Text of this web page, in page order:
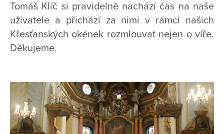
Tomáš Klíč si pravidelně nachází čas na naše
uživatele a přichází za nimi v rámci našich
Křesťanských okének rozmlouvat nejen o víře.
Děkujeme.